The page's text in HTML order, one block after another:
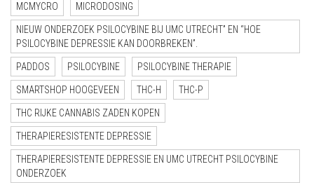
MCMYCRO MICRODOSING
NIEUW ONDERZOEK PSILOCYBINE BIJ UMC UTRECHT” EN “HOE
PSILOCYBINE DEPRESSIE KAN DOORBREKEN”.
PADDOS PSILOCYBINE PSILOCYBINE THERAPIE
SMARTSHOP HOOGEVEEN THC-H THC-P
THC RIJKE CANNABIS ZADEN KOPEN
THERAPIERESISTENTE DEPRESSIE
THERAPIERESISTENTE DEPRESSIE EN UMC UTRECHT PSILOCYBINE
ONDERZOEK